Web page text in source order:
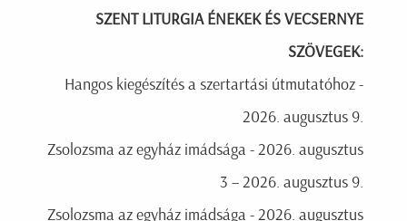
SZENT LITURGIA ÉNEKEK ÉS VECSERNYE
SZÖVEGEK:
Hangos kiegészítés a szertartási útmutatóhoz -
2026. augusztus 9.
Zsolozsma az egyház imádsága - 2026. augusztus
3 – 2026. augusztus 9.
Zsolozsma az egyház imádsága - 2026. augusztus